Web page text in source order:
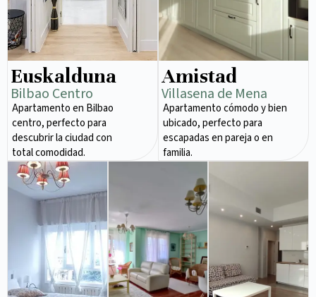
Euskalduna
Bilbao Centro
Apartamento en Bilbao
centro, perfecto para
descubrir la ciudad con
total comodidad.
Amistad
Villasena de Mena
Apartamento cómodo y bien
ubicado, perfecto para
escapadas en pareja o en
familia.